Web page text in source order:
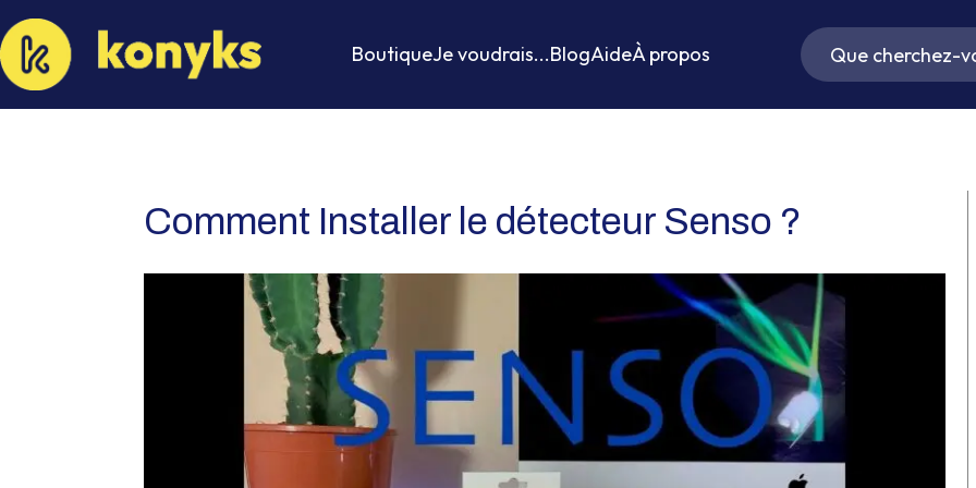
BoutiqueJe voudrais...BlogAideÀ propos
Comment Installer le détecteur Senso ?